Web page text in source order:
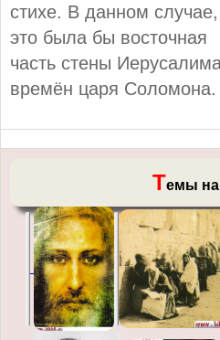
стихе. В данном случае,
это была бы восточная
часть стены
времён царя Соломона.
Темы на